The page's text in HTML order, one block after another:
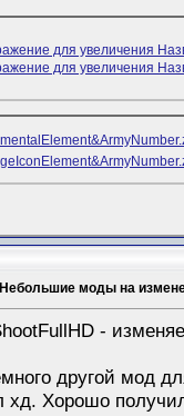
Небольшие моды на
-
другой мод
Хорошо